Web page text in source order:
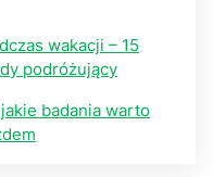
wakacji – 15
podróżujący
badania warto